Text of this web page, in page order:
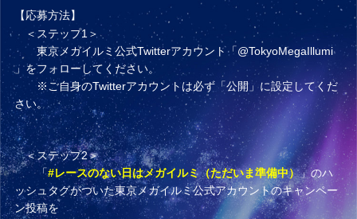
【応募方法】
＜ステップ1＞
東京メガイルミ公式Twitterアカウント「@TokyoMegaIllumi
」をフォローしてください。
※ご自身のTwitterアカウントは必ず「公開」に設定してくだ
さい。
＜ステップ2＞
「#レースのない日はメガイルミ（ただいま準備中）」のハ
ッシュタグがついた東京メガイルミ公式アカウントのキャンペー
ン投稿を